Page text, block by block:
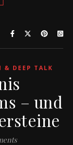
& DEEP TALK
– und